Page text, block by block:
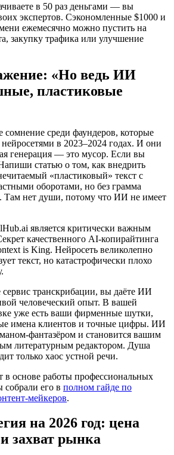
в 50 раз деньгами — вы
экспертов. Сэкономленные $1000 и
ежемесячно можно пустить на
закупку трафика или улучшение
«Но ведь ИИ
пластиковые
сомнение среди фаундеров, которые
нейросетями в 2023–2024 годах. И они
генерация — это мусор. Если вы
статью о том, как внедрить
«пластиковый» текст с
оборотами, но без грамма
Там нет души, потому что ИИ не имеет
является критически важным
качественного AI-копирайтинга
is King. Нейросеть великолепно
текст, но катастрофически плохо
сервис транскрибации, вы даёте ИИ
человеческий опыт. В вашей
уже есть ваши фирменные шутки,
имена клиентов и точные цифры. ИИ
фантазёром и становится вашим
литературным редактором. Душа
только хаос устной речи.
в основе работы профессиональных
его в полном гайде по
мейкеров.
на 2026 год: цена
захват рынка